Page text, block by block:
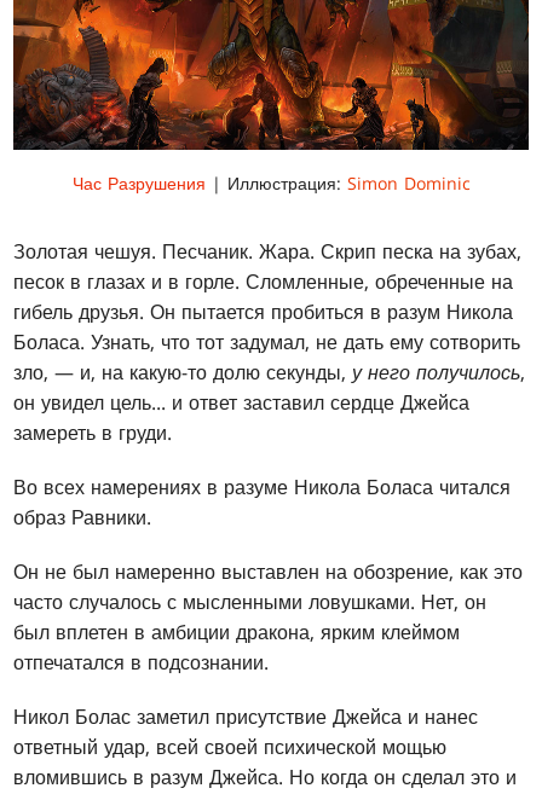
Час Разрушения | Иллюстрация: Simon Dominic
Золотая чешуя. Песчаник. Жара. Скрип песка на зубах,
песок в глазах и в горле. Сломленные, обреченные на
гибель друзья. Он пытается пробиться в разум Никола
Боласа. Узнать, что тот задумал, не дать ему сотворить
зло, — и, на какую-то долю секунды, у него получилось,
он увидел цель... и ответ заставил сердце Джейса
замереть в груди.
Во всех намерениях в разуме Никола Боласа читался
образ Равники.
Он не был намеренно выставлен на обозрение, как это
часто случалось с мысленными ловушками. Нет, он
был вплетен в амбиции дракона, ярким клеймом
отпечатался в подсознании.
Никол Болас заметил присутствие Джейса и нанес
ответный удар, всей своей психической мощью
вломившись в разум Джейса. Но когда он сделал это и